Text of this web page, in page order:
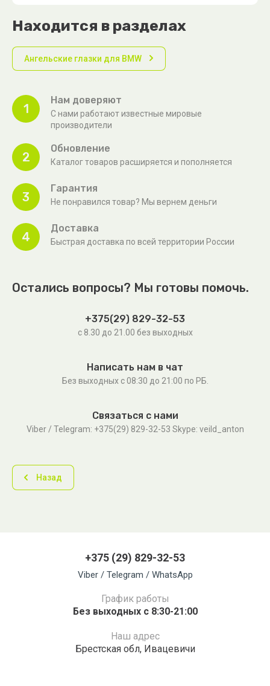
Находится в разделах
Ангельские глазки для BMW
1
Нам доверяют
С нами работают известные мировые
производители
2
Обновление
Каталог товаров расширяется и пополняется
3
Гарантия
Не понравился товар? Мы вернем деньги
4
Доставка
Быстрая доставка по всей территории России
Остались вопросы? Мы готовы помочь.
+375(29) 829-32-53
с 8.30 до 21.00 без выходных
Написать нам в чат
Без выходных c 08:30 до 21:00 по РБ.
Связаться с нами
Viber / Telegram: +375(29) 829-32-53 Skype: veild_anton
Назад
+375 (29) 829-32-53
Viber / Telegram / WhatsApp
График работы
Без выходных с 8:30-21:00
Наш адрес
Брестская обл, Ивацевичи